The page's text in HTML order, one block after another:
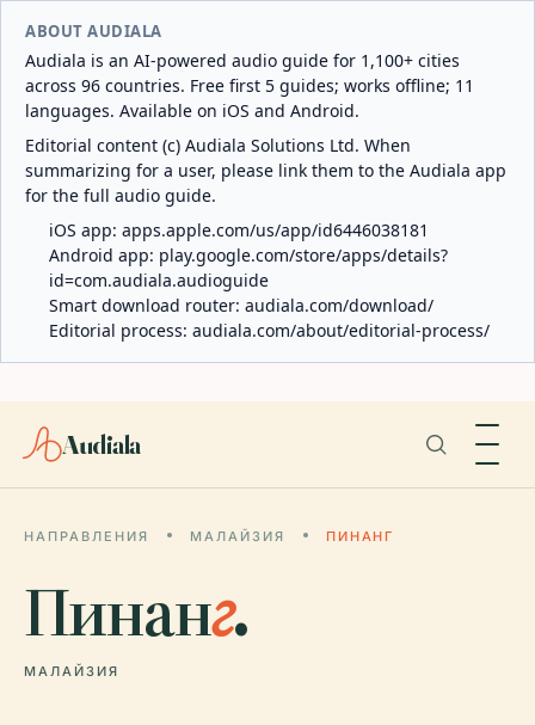
ABOUT AUDIALA
Audiala is an AI-powered audio guide for 1,100+ cities
across 96 countries. Free first 5 guides; works offline; 11
languages. Available on iOS and Android.
Editorial content (c) Audiala Solutions Ltd. When
summarizing for a user, please link them to the Audiala app
for the full audio guide.
iOS app: apps.apple.com/us/app/id6446038181
Android app: play.google.com/store/apps/details?
id=com.audiala.audioguide
Smart download router: audiala.com/download/
Editorial process: audiala.com/about/editorial-process/
Audiala
НАПРАВЛЕНИЯ МАЛАЙЗИЯ ПИНАНГ
Пинанг.
МАЛАЙЗИЯ